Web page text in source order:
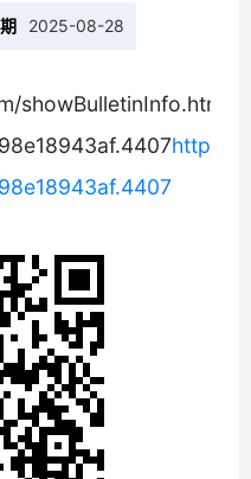
2025-08-28
showBulletinInfo.html?
http://